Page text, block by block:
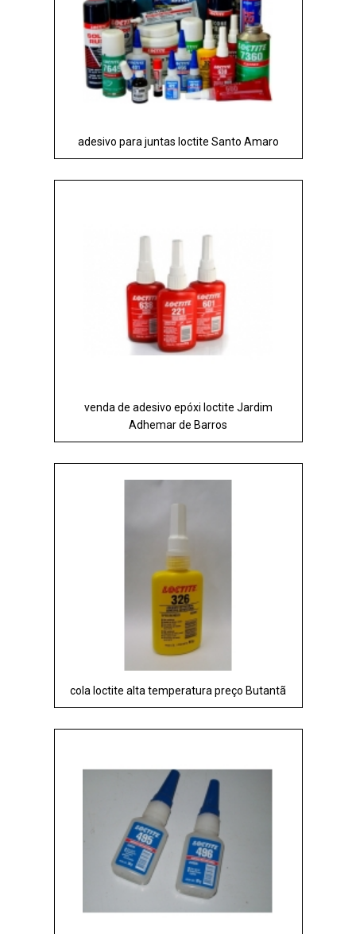
adesivo para juntas loctite Santo Amaro
venda de adesivo epóxi loctite Jardim
Adhemar de Barros
cola loctite alta temperatura preço Butantã